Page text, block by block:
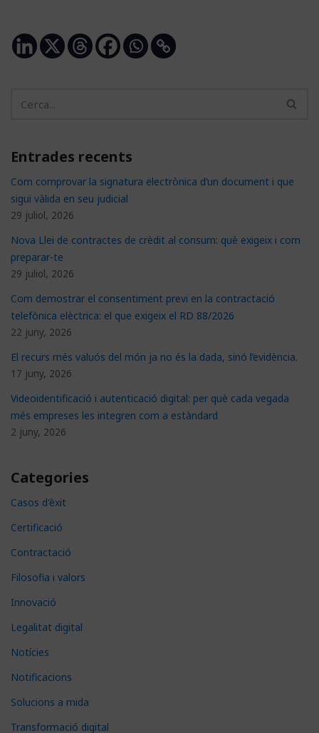
Entrades recents
Com comprovar la signatura electrònica d’un document i que
sigui vàlida en seu judicial
29 juliol, 2026
Nova Llei de contractes de crèdit al consum: què exigeix i com
preparar-te
29 juliol, 2026
Com demostrar el consentiment previ en la contractació
telefònica elèctrica: el que exigeix el RD 88/2026
22 juny, 2026
El recurs més valuós del món ja no és la dada, sinó l’evidència.
17 juny, 2026
Videoidentificació i autenticació digital: per què cada vegada
més empreses les integren com a estàndard
2 juny, 2026
Categories
Casos d'èxit
Certificació
Contractació
Filosofia i valors
Innovació
Legalitat digital
Notícies
Notificacions
Solucions a mida
Transformació digital